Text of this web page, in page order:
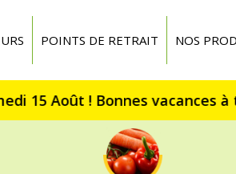
POINTS DE RETRAIT NOS